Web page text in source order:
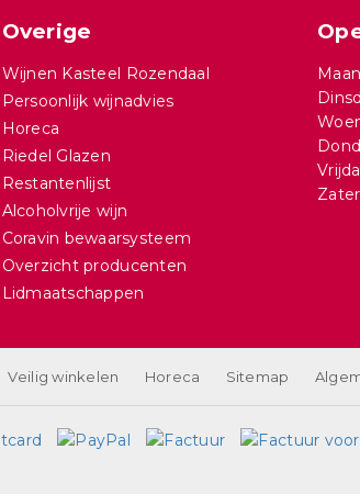
Overige
Wijnen Kasteel Rozendaal
Persoonlijk wijnadvies
Horeca
Riedel Glazen
Restantenlijst
Alcoholvrije wijn
Coravin bewaarsysteem
Overzicht producenten
Lidmaatschappen
Veilig winkelen Horeca Sitemap